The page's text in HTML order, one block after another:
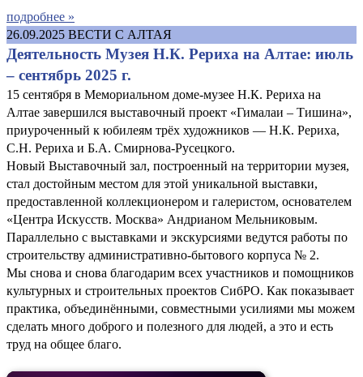
подробнее »
26.09.2025 ВЕСТИ С АЛТАЯ
Деятельность Музея Н.К. Рериха на Алтае: июль
– сентябрь 2025 г.
15 сентября в Мемориальном доме-музее Н.К. Рериха на
Алтае завершился выставочный проект «Гималаи – Тишина»,
приуроченный к юбилеям трёх художников — Н.К. Рериха,
С.Н. Рериха и Б.А. Смирнова-Русецкого.
Новый Выставочный зал, построенный на территории музея,
стал достойным местом для этой уникальной выставки,
предоставленной коллекционером и галеристом, основателем
«Центра Искусств. Москва» Андрианом Мельниковым.
Параллельно с выставками и экскурсиями ведутся работы по
строительству административно-бытового корпуса № 2.
Мы снова и снова благодарим всех участников и помощников
культурных и строительных проектов СибРО. Как показывает
практика, объединёнными, совместными усилиями мы можем
сделать много доброго и полезного для людей, а это и есть
труд на общее благо.